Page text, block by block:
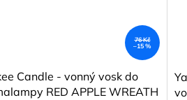
76 Kč
–15 %
Candle - vonný vosk do
RED APPLE WREATH